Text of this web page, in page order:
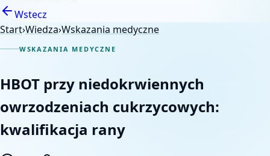
Wstecz
Start›Wiedza›Wskazania medyczne
WSKAZANIA MEDYCZNE
HBOT przy niedokrwiennych
owrzodzeniach cukrzycowych:
kwalifikacja rany